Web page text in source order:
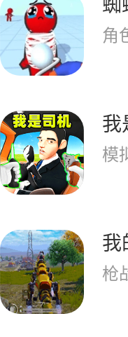
蜘
角
我
模
我
枪